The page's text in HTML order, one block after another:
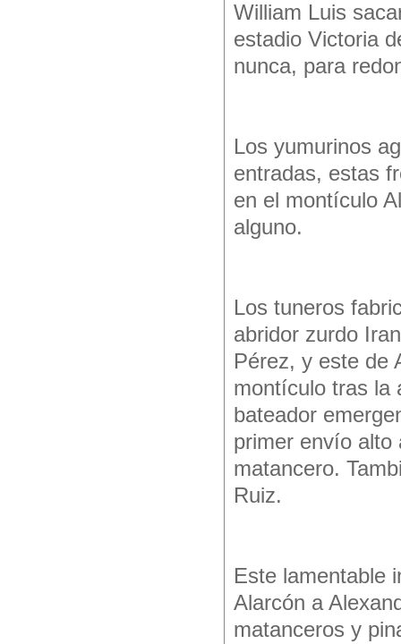
William Luis
estadio Victoria
nunca, para
Los yumurinos
entradas, estas
en el montículo
alguno.
Los tuneros
abridor zurdo
Pérez, y este de
montículo tras la
bateador
primer envío alto
matancero.
Ruiz.
Este lamentable
Alarcón a
matanceros y